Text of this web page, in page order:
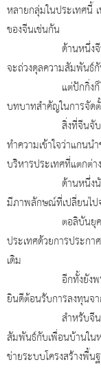
หลายกลุ่มในประเทศนี้
ของจีนเช่นกัน
ด้านหนึ่งจีนก็อาจ
จะถ่วงดุลความสัมพันธ์
แต่ปักกิ่งก็ไม่ต้อง
บทบาทสำคัญในการจัด
สิ่งที่จีนจับตาก็คง
ทำความเข้าใจว่าแกน
บริหารประเทศที่แตกต่า
ด้านหนึ่งนักสังเก
มีภาพลักษณ์ที่เปลี่ยนไป
ตอลิบันยุคนี้ต้องก
ประเทศด้วยการประก
เดิม
อีกทั้งยังพร้อมจะ
ยินดีต้อนรับการลงทุนจ
สำหรับจีนแล้วอัฟ
สัมพันธ์กับเพื่อนบ้านใน
ข่ายระบบโครงสร้างพื้น